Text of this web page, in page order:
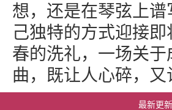
想，还是在琴弦上
己独特的方式迎接
春的洗礼，一场关
曲，既让人心碎，又
最新更新